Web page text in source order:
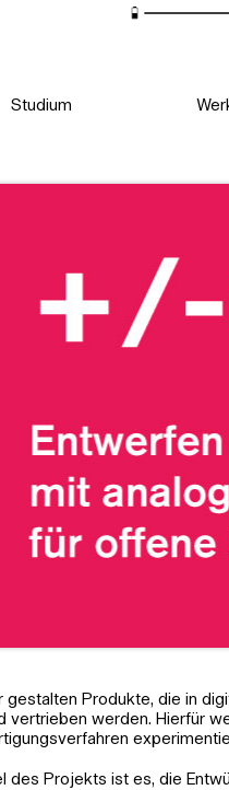
Studium
gestalten Produkte, die in
vertrieben werden. Hierfür
des Projekts ist es, die